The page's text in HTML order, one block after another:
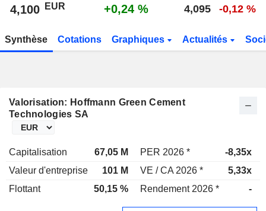
4,100 EUR +0,24 % 4,095 -0,12 %
Synthèse Cotations Graphiques Actualités
Valorisation: Hoffmann Green Cement
Technologies SA
Capitalisation 67,05 M PER 2026 * -8,35x
Valeur d'entreprise
101 M VE / CA 2026 * 5,33x
Flottant
50,15 % Rendement 2026 * -